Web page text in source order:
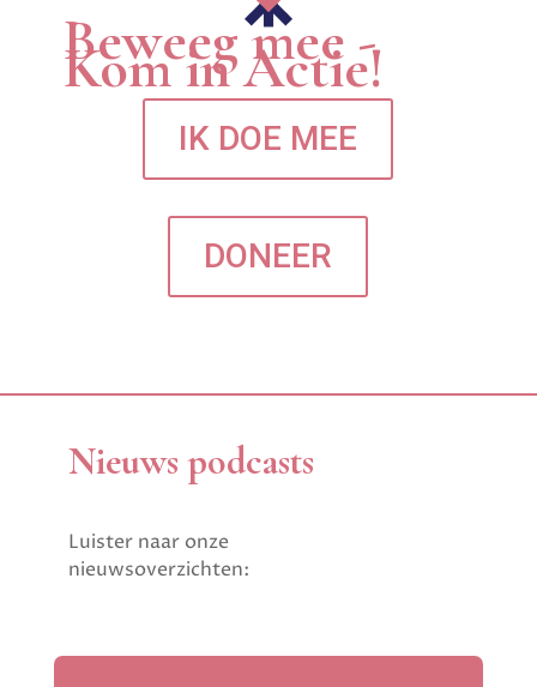
Beweeg mee -
Kom in Actie!
IK DOE MEE
DONEER
Nieuws podcasts
Luister naar onze
nieuwsoverzichten: